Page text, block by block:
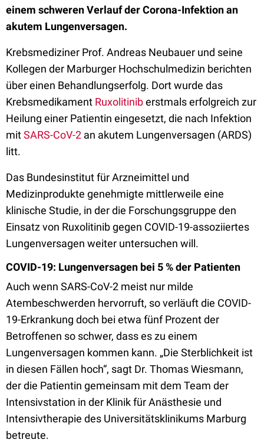
einem schweren Verlauf der Corona-Infektion an
akutem Lungenversagen.
Krebsmediziner Prof. Andreas Neubauer und seine
Kollegen der Marburger Hochschulmedizin berichten
über einen Behandlungserfolg. Dort wurde das
Krebsmedikament Ruxolitiniberstmals erfolgreich zur
Heilung einer Patientin eingesetzt, die nach Infektion
mitSARS-CoV-2 an akutem Lungenversagen (ARDS)
litt.
Das Bundesinstitut für Arzneimittel und
Medizinprodukte genehmigte mittlerweile eine
klinische Studie, in der die Forschungsgruppe den
Einsatz von Ruxolitinib gegen COVID-19-assoziiertes
Lungenversagen weiter untersuchen will.
COVID-19: Lungenversagen bei 5 % der Patienten
Auch wenn SARS-CoV-2 meist nur milde
Atembeschwerden hervorruft, so verläuft die COVID-
19-Erkrankung doch bei etwa fünf Prozent der
Betroffenen so schwer, dass es zu einem
Lungenversagen kommen kann. „Die Sterblichkeit ist
in diesen Fällen hoch“, sagt Dr. Thomas Wiesmann,
der die Patientin gemeinsam mit dem Team der
Intensivstation in der Klinik für Anästhesie und
Intensivtherapie des Universitätsklinikums Marburg
betreute.